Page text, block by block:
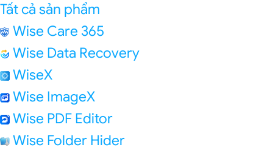
Tất cả sản phẩm
Wise Care 365
Wise Data Recovery
WiseX
Wise ImageX
Wise PDF Editor
Wise Folder Hider